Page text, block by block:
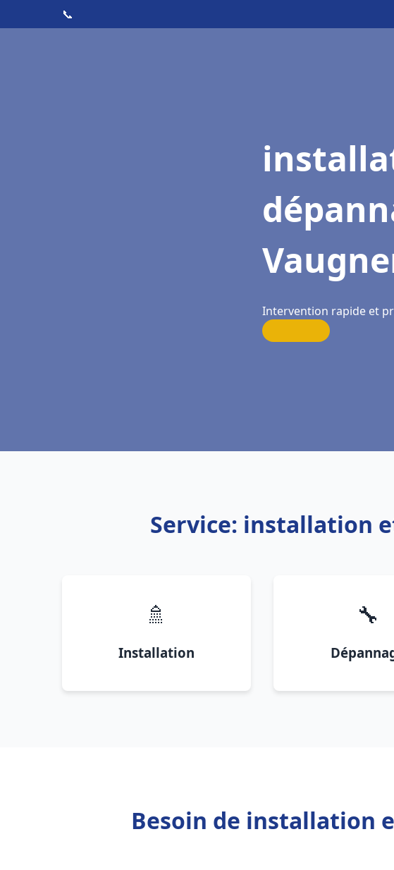
📞
Intervention rapide et
Service: installation
🚿
Installation
🔧
Besoin de installation